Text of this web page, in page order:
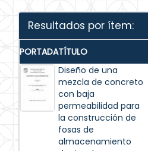
Resultados por ítem:
PORTADATÍTULO
Diseño de una
mezcla de concreto
con baja
permeabilidad para
la construcción de
fosas de
almacenamiento